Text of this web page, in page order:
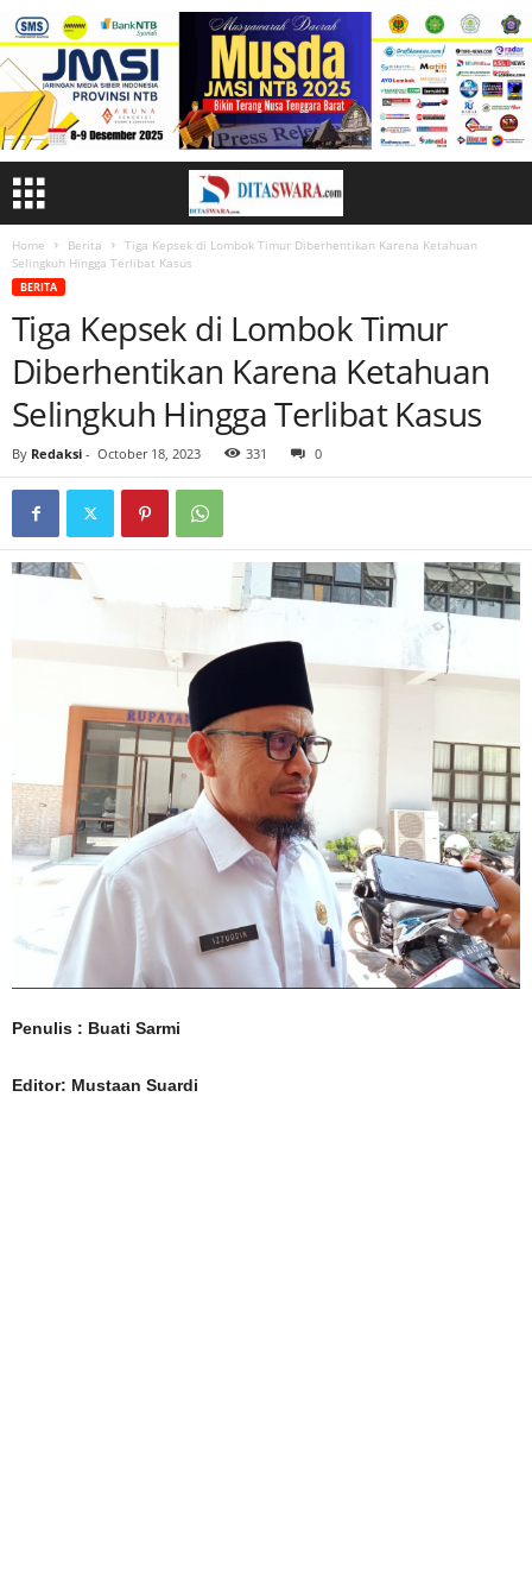
Home Berita
Tiga Kepsek di Lombok Timur Diberhentikan Karena Ketahuan
Selingkuh Hingga Terlibat Kasus
BERITA
Tiga Kepsek di Lombok Timur
Diberhentikan Karena Ketahuan
Selingkuh Hingga Terlibat Kasus
By Redaksi - October 18, 2023 331 0
Penulis : Buati Sarmi
Editor: Mustaan Suardi